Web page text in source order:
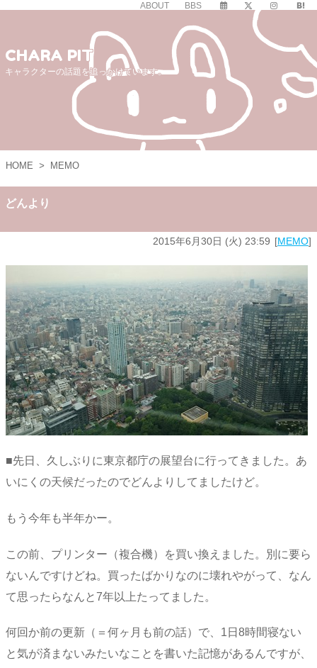
ABOUT BBS
CHARA PIT
キャラクターの話題を追っかけています。
HOME > MEMO
どんより
2015年6月30日 (火) 23:59 MEMO
■先日、久しぶりに東京都庁の展望台に行ってきました。あ
いにくの天候だったのでどんよりしてましたけど。
もう今年も半年かー。
この前、プリンター（複合機）を買い換えました。別に要ら
ないんですけどね。買ったばかりなのに壊れやがって、なん
て思ったらなんと7年以上たってました。
何回か前の更新（＝何ヶ月も前の話）で、1日8時間寝ない
と気が済まないみたいなことを書いた記憶があるんですが、